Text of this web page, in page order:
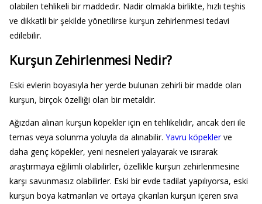
olabilen tehlikeli bir maddedir. Nadir olmakla birlikte, hızlı teşhis
ve dikkatli bir şekilde yönetilirse kurşun zehirlenmesi tedavi
edilebilir.
Kurşun Zehirlenmesi Nedir?
Eski evlerin boyasıyla her yerde bulunan zehirli bir madde olan
kurşun, birçok özelliği olan bir metaldir.
Ağızdan alınan kurşun köpekler için en tehlikelidir, ancak deri ile
temas veya solunma yoluyla da alınabilir. Yavru köpeklerve
daha genç köpekler, yeni nesneleri yalayarak ve ısırarak
araştırmaya eğilimli olabilirler, özellikle kurşun zehirlenmesine
karşı savunmasız olabilirler. Eski bir evde tadilat yapılıyorsa, eski
kurşun boya katmanları ve ortaya çıkarılan kurşun içeren sıva